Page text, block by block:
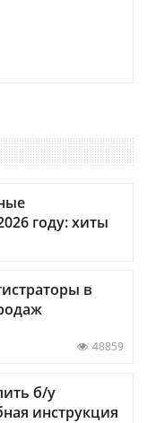
году: хиты
в
48859
б/у
инструкция